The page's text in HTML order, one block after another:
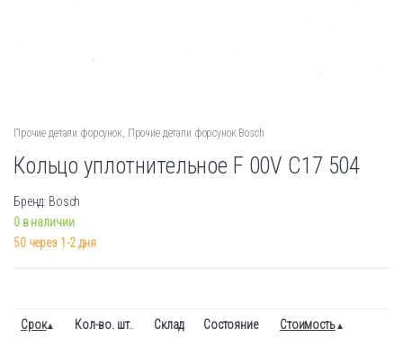
Прочие детали форсунок, Прочие детали форсунок Bosch
Кольцо уплотнительное F 00V C17 504
Бренд: Bosch
0 в наличии
50 через 1-2 дня
Срок Кол-во. шт. Склад Состояние Стоимость